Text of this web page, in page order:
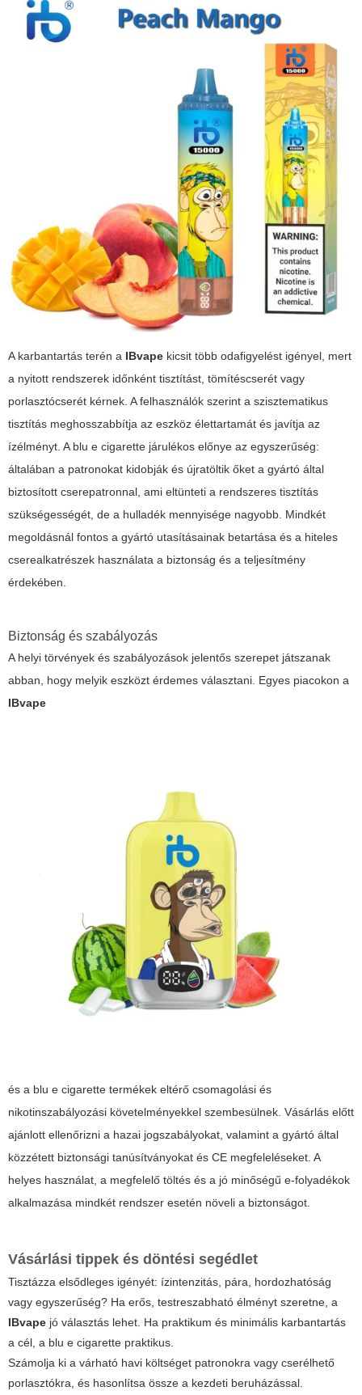
A karbantartás terén a IBvape kicsit több odafigyelést igényel, mert
a nyitott rendszerek időnként tisztítást, tömítéscserét vagy
porlasztócserét kérnek. A felhasználók szerint a szisztematikus
tisztítás meghosszabbítja az eszköz élettartamát és javítja az
ízélményt. A blu e cigarette járulékos előnye az egyszerűség:
általában a patronokat kidobják és újratöltik őket a gyártó által
biztosított cserepatronnal, ami eltünteti a rendszeres tisztítás
szükségességét, de a hulladék mennyisége nagyobb. Mindkét
megoldásnál fontos a gyártó utasításainak betartása és a hiteles
cserealkatrészek használata a biztonság és a teljesítmény
érdekében.
Biztonság és szabályozás
A helyi törvények és szabályozások jelentős szerepet játszanak
abban, hogy melyik eszközt érdemes választani. Egyes piacokon a
IBvape
és a blu e cigarette termékek eltérő csomagolási és
nikotinszabályozási követelményekkel szembesülnek. Vásárlás előtt
ajánlott ellenőrizni a hazai jogszabályokat, valamint a gyártó által
közzétett biztonsági tanúsítványokat és CE megfeleléseket. A
helyes használat, a megfelelő töltés és a jó minőségű e-folyadékok
alkalmazása mindkét rendszer esetén növeli a biztonságot.
Vásárlási tippek és döntési segédlet
Tisztázza elsődleges igényét: ízintenzitás, pára, hordozhatóság
vagy egyszerűség? Ha erős, testreszabható élményt szeretne, a
IBvape jó választás lehet. Ha praktikum és minimális karbantartás
a cél, a blu e cigarette praktikus.
Számolja ki a várható havi költséget patronokra vagy cserélhető
porlasztókra, és hasonlítsa össze a kezdeti beruházással.